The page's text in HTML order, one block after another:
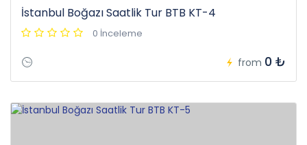
İstanbul Boğazı Saatlik Tur BTB KT-4
0 İnceleme
from 0 ₺